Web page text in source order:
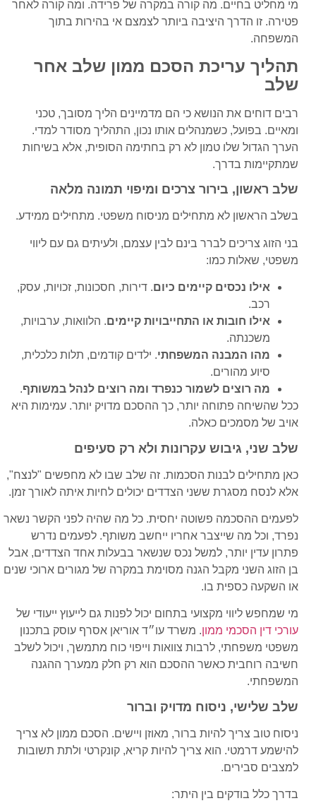
מי מחליט בחיים. מה קורה במקרה של פרידה. ומה קורה לאחר
פטירה. זו הדרך היציבה ביותר לצמצם אי בהירות בתוך
המשפחה.
תהליך עריכת הסכם ממון שלב אחר
שלב
רבים דוחים את הנושא כי הם מדמיינים הליך מסובך, טכני
ומאיים. בפועל, כשמנהלים אותו נכון, התהליך מסודר למדי.
הערך הגדול שלו טמון לא רק בחתימה הסופית, אלא בשיחות
שמתקיימות בדרך.
שלב ראשון, בירור צרכים ומיפוי תמונה מלאה
בשלב הראשון לא מתחילים מניסוח משפטי. מתחילים ממידע.
בני הזוג צריכים לברר בינם לבין עצמם, ולעיתים גם עם ליווי
משפטי, שאלות כמו:
אילו נכסים קיימים כיום. דירות, חסכונות, זכויות, עסק,
רכב.
אילו חובות או התחייבויות קיימים. הלוואות, ערבויות,
משכנתה.
מהו המבנה המשפחתי. ילדים קודמים, תלות כלכלית,
סיוע מהורים.
מה רוצים לשמור כנפרד ומה רוצים לנהל במשותף.
ככל שהשיחה פתוחה יותר, כך ההסכם מדויק יותר. עמימות היא
אויב של מסמכים כאלה.
שלב שני, גיבוש עקרונות ולא רק סעיפים
כאן מתחילים לבנות הסכמות. זה שלב שבו לא מחפשים "לנצח",
אלא לנסח מסגרת ששני הצדדים יכולים לחיות איתה לאורך זמן.
לפעמים ההסכמה פשוטה יחסית. כל מה שהיה לפני הקשר נשאר
נפרד, וכל מה שייצבר אחריו ייחשב משותף. לפעמים נדרש
פתרון עדין יותר, למשל נכס שנשאר בבעלות אחד הצדדים, אבל
בן הזוג השני מקבל הגנה מסוימת במקרה של מגורים ארוכי שנים
או השקעה כספית בו.
מי שמחפש ליווי מקצועי בתחום יכול לפנות גם לייעוץ ייעודי של
עורכי דין הסכמי ממון. משרד עו״ד אוריאן אסרף עוסק בתכנון
משפטי משפחתי, לרבות צוואות וייפוי כוח מתמשך, ויכול לשלב
חשיבה רוחבית כאשר ההסכם הוא רק חלק ממערך ההגנה
המשפחתי.
שלב שלישי, ניסוח מדויק וברור
ניסוח טוב צריך להיות ברור, מאוזן ויישים. הסכם ממון לא צריך
להישמע דרמטי. הוא צריך להיות קריא, קונקרטי ולתת תשובות
למצבים סבירים.
בדרך כלל בודקים בין היתר: